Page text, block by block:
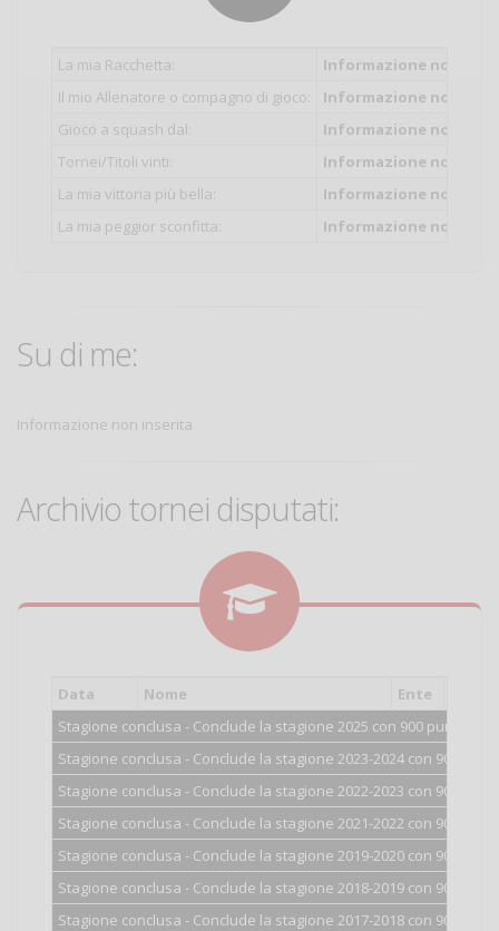
La mia Racchetta:
Informazione non
Il mio Allenatore o compagno di gioco:
Informazione non
Gioco a squash dal:
Informazione non
Tornei/Titoli vinti:
Informazione non
La mia vittoria più bella:
Informazione non
La mia peggior sconfitta:
Informazione non
Su di me:
Informazione non inserita
Archivio tornei disputati:
Data Nome Ente
Stagione conclusa - Conclude la stagione 2025 con 900 punti.
Stagione conclusa - Conclude la stagione 2023-2024 con 900 punti.
Stagione conclusa - Conclude la stagione 2022-2023 con 900 punti.
Stagione conclusa - Conclude la stagione 2021-2022 con 900 punti.
Stagione conclusa - Conclude la stagione 2019-2020 con 900 punti.
Stagione conclusa - Conclude la stagione 2018-2019 con 900 punti.
Stagione conclusa - Conclude la stagione 2017-2018 con 900 punti.